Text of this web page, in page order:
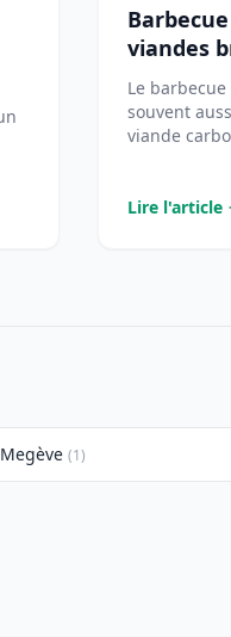
viandes
Le
souvent
viande
Lire l'article
Megève (1)